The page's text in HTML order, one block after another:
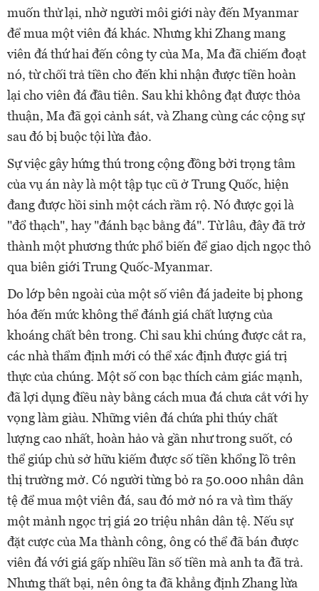
muốn thử lại, nhờ người môi giới này đến Myanmar
để mua một viên đá khác. Nhưng khi Zhang mang
viên đá thứ hai đến công ty của Ma, Ma đã chiếm đoạt
nó, từ chối trả tiền cho đến khi nhận được tiền hoàn
lại cho viên đá đầu tiên. Sau khi không đạt được thỏa
thuận, Ma đã gọi cảnh sát, và Zhang cùng các cộng sự
sau đó bị buộc tội lừa đảo.
Sự việc gây hứng thú trong cộng đồng bởi trọng tâm
của vụ án này là một tập tục cũ ở Trung Quốc, hiện
đang được hồi sinh một cách rầm rộ. Nó được gọi là
"đổ thạch", hay "đánh bạc bằng đá". Từ lâu, đây đã trở
thành một phương thức phổ biến để giao dịch ngọc thô
qua biên giới Trung Quốc-Myanmar.
Do lớp bên ngoài của một số viên đá jadeite bị phong
hóa đến mức không thể đánh giá chất lượng của
khoáng chất bên trong. Chỉ sau khi chúng được cắt ra,
các nhà thẩm định mới có thể xác định được giá trị
thực của chúng. Một số con bạc thích cảm giác mạnh,
đã lợi dụng điều này bằng cách mua đá chưa cắt với hy
vọng làm giàu. Những viên đá chứa phỉ thúy chất
lượng cao nhất, hoàn hảo và gần như trong suốt, có
thể giúp chủ sở hữu kiếm được số tiền khổng lồ trên
thị trường mở. Có người từng bỏ ra 50.000 nhân dân
tệ để mua một viên đá, sau đó mở nó ra và tìm thấy
một mảnh ngọc trị giá 20 triệu nhân dân tệ. Nếu sự
đặt cược của Ma thành công, ông có thể đã bán được
viên đá với giá gấp nhiều lần số tiền mà anh ta đã trả.
Nhưng thất bại, nên ông ta đã khẳng định Zhang lừa